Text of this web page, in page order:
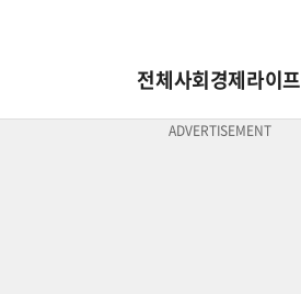
전체사회경제라이프